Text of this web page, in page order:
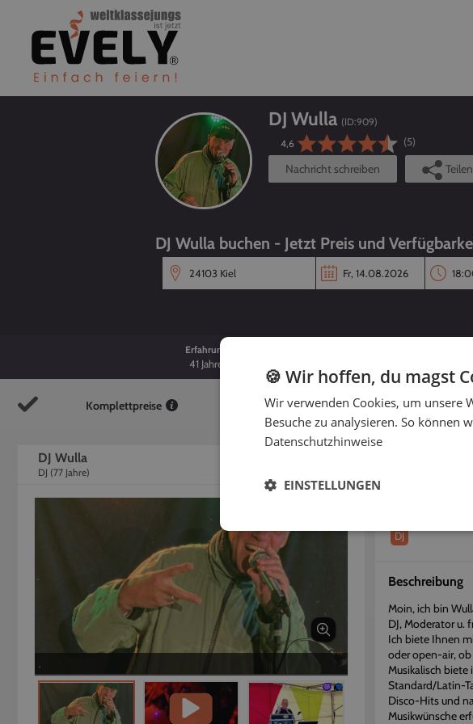
DJ Wulla (ID:909)
4,6
(5)
Nachricht schreiben Teilen
DJ Wulla buchen - Jetzt Preis und
Erfahrung
41 Jahre
Komplettpreise Sofort buchen
DJ Wulla
DJ (77 Jahre) Erhalte
DJ
Beschreibung
Moin, ich bin
DJ, Moderator u.
Ich biete Ihnen
oder open-air, ob
Musikalisch biete
Standard/Latin-
Disco-Hits und
Musikwünsche
🍪 Wir hoffen, du magst
Wir verwenden Cookies, um unsere
Besuche zu analysieren. So können
Datenschutzhinweise
EINSTELLUNGEN